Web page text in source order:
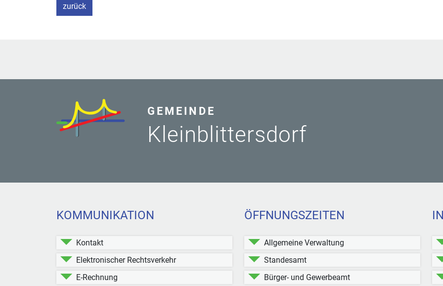
ein Schritt
zurück
GEMEINDE
Kleinblittersdorf
KOMMUNIKATION
Kontakt
Elektronischer Rechtsverkehr
E-Rechnung
ÖFFNUNGSZEITEN
Allgemeine Verwaltung
Standesamt
Bürger- und Gewerbeamt